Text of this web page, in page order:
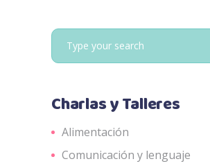
Search
for:
Charlas y Talleres
Alimentación
Comunicación y lenguaje